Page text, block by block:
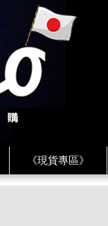
《現貨專區》
《FREAK'S STORE》